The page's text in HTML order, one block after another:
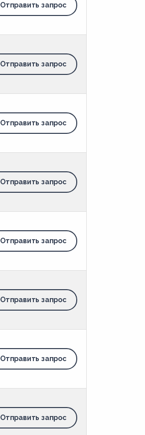
Отправить запрос
Отправить запрос
Отправить запрос
Отправить запрос
Отправить запрос
Отправить запрос
Отправить запрос
Отправить запрос